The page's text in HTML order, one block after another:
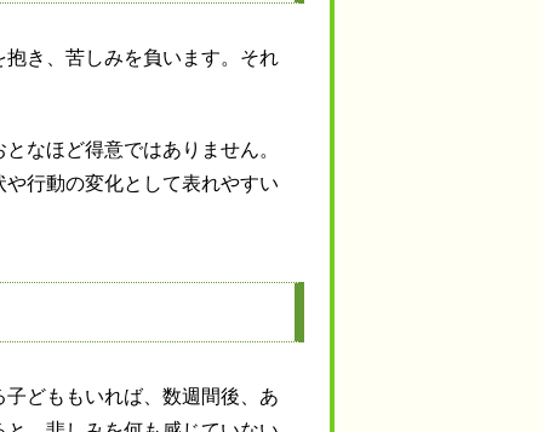
き、苦しみを負います。それ
なほど得意ではありません。
行動の変化として表れやすい
どももいれば、数週間後、あ